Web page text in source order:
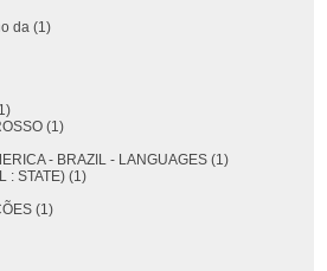
da (1)
(1)
- BRAZIL - LANGUAGES (1)
: STATE) (1)
(1)